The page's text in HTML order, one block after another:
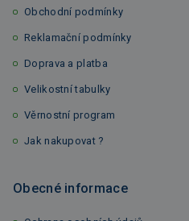
Obchodní podmínky
Reklamační podmínky
Doprava a platba
Velikostní tabulky
Věrnostní program
Jak nakupovat ?
Obecné informace